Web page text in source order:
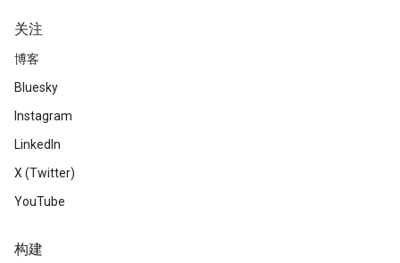
关注
博客
Bluesky
Instagram
LinkedIn
X (Twitter)
YouTube
构建